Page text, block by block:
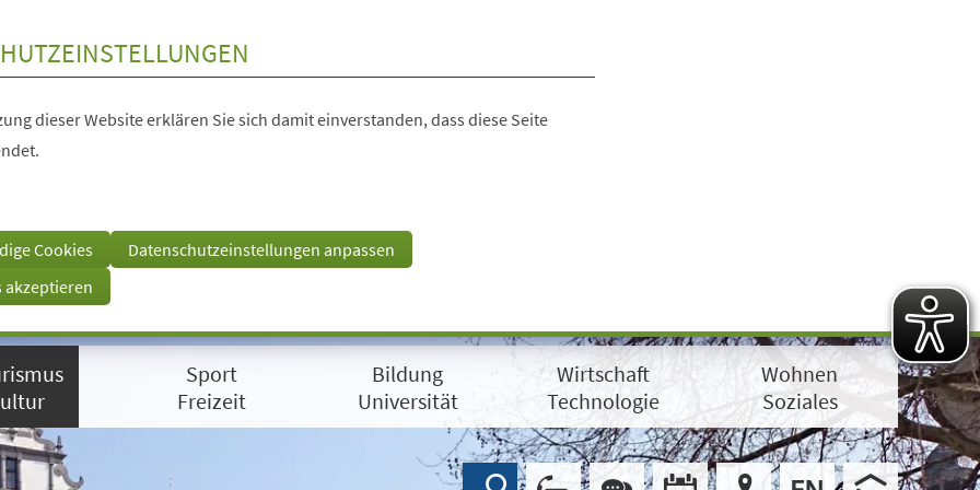
dieser Website erklären Sie sich damit einverstanden, dass diese Seite
Cookies
Datenschutzeinstellungen anpassen
akzeptieren
Sport
Freizeit
Bildung
Universität
Wirtschaft
Technologie
Wohnen
Soziales